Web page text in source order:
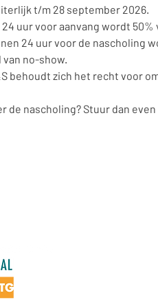
t/m 28 september 2026.
uur voor aanvang wordt
24 uur voor de nascholing
no-show.
behoudt zich het recht voor
de nascholing? Stuur dan